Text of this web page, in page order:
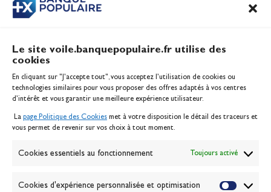
Le site voile.banquepopulaire.fr utilise des
cookies
En cliquant sur "J'accepte tout", vous acceptez l’utilisation de cookies ou
technologies similaires pour vous proposer des offres adaptés à vos centres
d’intérêt et vous garantir une meilleure expérience utilisateur.
La page Politique des Cookies met à votre disposition le détail des traceurs et
vous permet de revenir sur vos choix à tout moment.
Cookies essentiels au fonctionnement Toujours activé
Cookies d'expérience personnalisée et optimisation
CONTENU
Inscription serveur média
Contact
Politique des cookies
Banque de la voile
Passion Voile TV